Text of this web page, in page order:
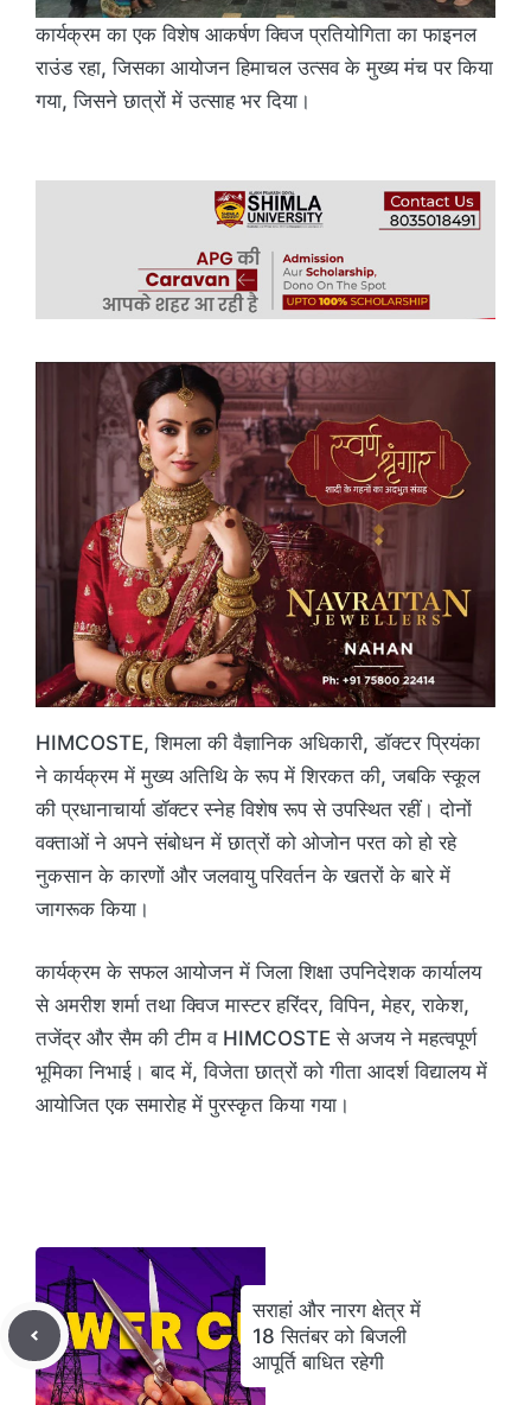
कार्यक्रम का एक विशेष आकर्षण क्विज प्रतियोगिता का फाइनल
राउंड रहा, जिसका आयोजन हिमाचल उत्सव के मुख्य मंच पर किया
गया, जिसने छात्रों में उत्साह भर दिया।
HIMCOSTE, शिमला की वैज्ञानिक अधिकारी, डॉक्टर प्रियंका
ने कार्यक्रम में मुख्य अतिथि के रूप में शिरकत की, जबकि स्कूल
की प्रधानाचार्या डॉक्टर स्नेह विशेष रूप से उपस्थित रहीं। दोनों
वक्ताओं ने अपने संबोधन में छात्रों को ओजोन परत को हो रहे
नुकसान के कारणों और जलवायु परिवर्तन के खतरों के बारे में
जागरूक किया।
कार्यक्रम के सफल आयोजन में जिला शिक्षा उपनिदेशक कार्यालय
से अमरीश शर्मा तथा क्विज मास्टर हरिंदर, विपिन, मेहर, राकेश,
तजेंद्र और सैम की टीम व HIMCOSTE से अजय ने महत्वपूर्ण
भूमिका निभाई। बाद में, विजेता छात्रों को गीता आदर्श विद्यालय में
आयोजित एक समारोह में पुरस्कृत किया गया।
सराहां और नारग क्षेत्र में
18 सितंबर को बिजली
आपूर्ति बाधित रहेगी